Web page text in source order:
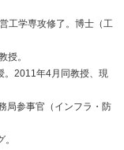
工学専攻修了。博士（工
授。
。2011年4月同教授、現
局参事官（インフラ・防